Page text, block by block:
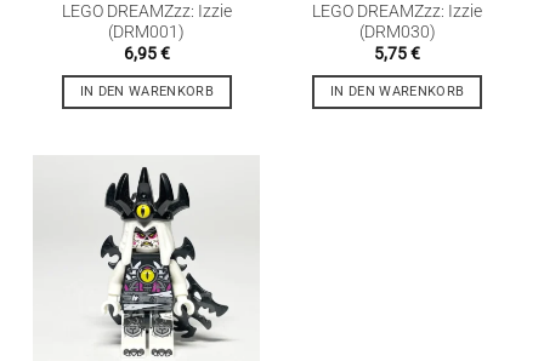
LEGO DREAMZzz: Izzie
(DRM001)
6,95€
IN DEN WARENKORB
LEGO DREAMZzz: Izzie
(DRM030)
5,75€
IN DEN WARENKORB